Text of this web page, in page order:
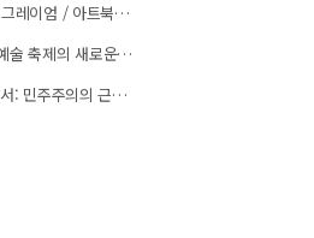
▶ 구름들 에드워드 그레이엄 / 아트북스 / 288쪽
성동미술협회, 문화예술 축제의 새로운 시작 ‘2026 서울숲 국제 아트 페스타’ 개최
[판도라의 상자 앞에서: 민주주의의 근원을 묻다]